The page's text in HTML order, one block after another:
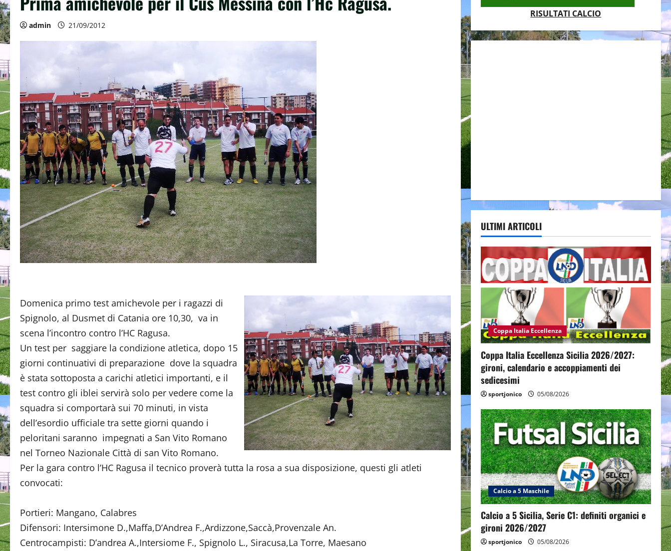
admin 21/09/2012
Domenica primo test amichevole per i ragazzi di
Spignolo, al Dusmet di Catania ore 10,30, va in
scena l’incontro contro l’HC Ragusa.
Un test per saggiare la condizione atletica, dopo 15
giorni continuativi di preparazione dove la squadra
è stata sottoposta a carichi atletici importanti, e il
test contro gli iblei servirà solo per vedere come la
squadra si comportarà sui 70 minuti, in vista
dell’esordio ufficiale tra sette giorni quando i
peloritani saranno impegnati a San Vito Romano
nel Torneo Nazionale Città di san Vito Romano.
Per la gara contro l’HC Ragusa il tecnico proverà tutta la rosa a sua disposizione, questi gli atleti
convocati:
Portieri: Mangano, Calabres
Difensori: Intersimone D.,Maffa,D’Andrea F.,Ardizzone,Saccà,Provenzale An.
Centrocampisti: D’andrea A.,Intersiome F., Spignolo L., Siracusa,La Torre, Maesano
RISULTATI CALCIO
ULTIMI ARTICOLI
Coppa Italia Eccellenza
Coppa Italia Eccellenza Sicilia 2026/2027:
gironi, calendario e accoppiamenti dei
sedicesimi
sportjonico 05/08/2026
Calcio a 5 Maschile
Calcio a 5 Sicilia, Serie C1: definiti organici e
gironi 2026/2027
sportjonico 05/08/2026